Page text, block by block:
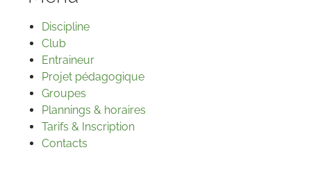
Discipline
Club
Entraineur
Projet pédagogique
Groupes
Plannings & horaires
Tarifs & Inscription
Contacts